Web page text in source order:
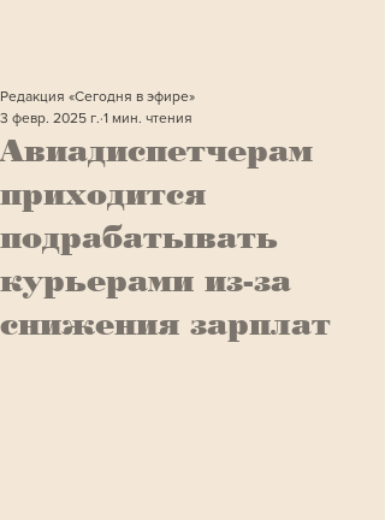
Авиадиспетчерам
приходится
подрабатывать
курьерами из-за
снижения зарплат
Редакция «Сегодня в эфире»
3 февр. 2025 г. 1 мин. чтения